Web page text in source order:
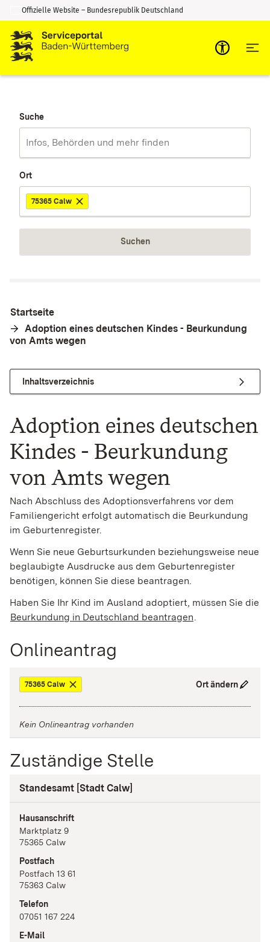
Zum Inhalt springen
Zur Suche springen
Offizielle Website – Bundesrepublik Deutschland
Suche
Ort
75365 Calw
Suchen
Startseite
Adoption eines deutschen Kindes - Beurkundung
von Amts wegen
Inhaltsverzeichnis
Adoption eines deutschen
Kindes - Beurkundung
von Amts wegen
Nach Abschluss des Adoptionsverfahrens vor dem
Familiengericht erfolgt automatisch die Beurkundung
im Geburtenregister.
Wenn Sie neue Geburtsurkunden beziehungsweise neue
beglaubigte Ausdrucke aus dem Geburtenregister
benötigen, können Sie diese beantragen.
Haben Sie Ihr Kind im Ausland adoptiert, müssen Sie die
Beurkundung in Deutschland beantragen.
Onlineantrag
75365 Calw Ort ändern
Kein Onlineantrag vorhanden
Zuständige Stelle
Standesamt [Stadt Calw]
Hausanschrift
Marktplatz 9
75365 Calw
Postfach
Postfach 13 61
75363 Calw
Telefon
07051 167 224
E-Mail